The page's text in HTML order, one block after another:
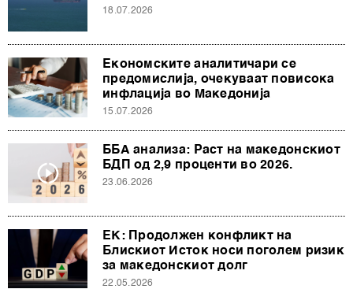
18.07.2026
Економските аналитичари се
предомислија, очекуваат повисока
инфлација во Македонија
15.07.2026
ББА анализа: Раст на македонскиот
БДП од 2,9 проценти во 2026.
23.06.2026
ЕК: Продолжен конфликт на
Блискиот Исток носи поголем ризик
за македонскиот долг
22.05.2026